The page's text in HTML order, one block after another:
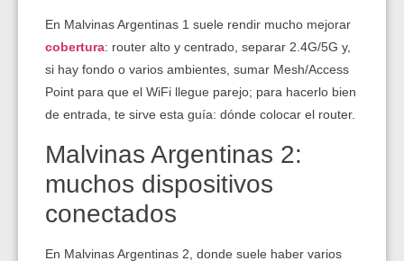
En Malvinas Argentinas 1 suele rendir mucho mejorar
cobertura: router alto y centrado, separar 2.4G/5G y,
si hay fondo o varios ambientes, sumar Mesh/Access
Point para que el WiFi llegue parejo; para hacerlo bien
de entrada, te sirve esta guía: dónde colocar el router.
Malvinas Argentinas 2:
muchos dispositivos
conectados
En Malvinas Argentinas 2, donde suele haber varios